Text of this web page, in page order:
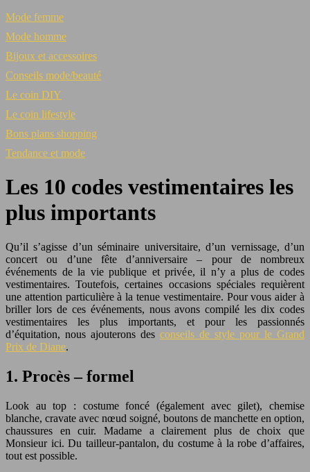
Mode femme
Mode homme
Bijoux et accessoires
Conseils mode/beauté
Le coin DIY
Le coin lifestyle
Bons plans shopping
Tendance et mode
Les 10 codes vestimentaires les
plus importants
Qu’il s’agisse d’un séminaire universitaire, d’un vernissage, d’un
concert ou d’une fête d’anniversaire – pour de nombreux
événements de la vie publique et privée, il n’y a plus de codes
vestimentaires. Toutefois, certaines occasions spéciales requièrent
une attention particulière à la tenue vestimentaire. Pour vous aider à
briller lors de ces événements, nous avons compilé les dix codes
vestimentaires les plus importants, et pour les passionnés
d’équitation, nous ajouterons des conseils de style pour le Grand
Prix de Diane.
1. Procès – formel
Look au top : costume foncé (également avec gilet), chemise
blanche, cravate avec nœud soigné, boutons de manchette en option,
chaussures en cuir. Madame a clairement plus de choix que
Monsieur ici. Du tailleur-pantalon, du costume à la robe d’affaires,
tout est possible.